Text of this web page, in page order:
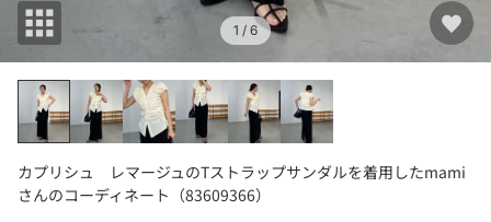
1 / 6
カプリシュ レマージュのTストラップサンダルを着用したmami
さんのコーディネート（83609366）